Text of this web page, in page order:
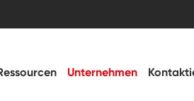
Unternehmen